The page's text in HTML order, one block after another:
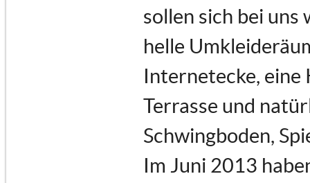
sollen sich bei
helle
Internetecke, eine
Terrasse und
Schwingboden,
Im Juni 2013